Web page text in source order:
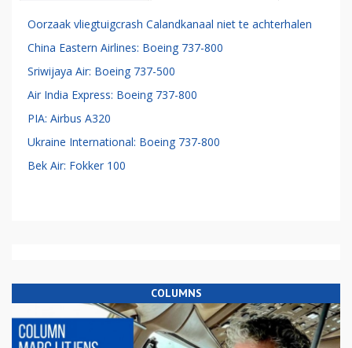
Oorzaak vliegtuigcrash Calandkanaal niet te achterhalen
China Eastern Airlines: Boeing 737-800
Sriwijaya Air: Boeing 737-500
Air India Express: Boeing 737-800
PIA: Airbus A320
Ukraine International: Boeing 737-800
Bek Air: Fokker 100
COLUMNS